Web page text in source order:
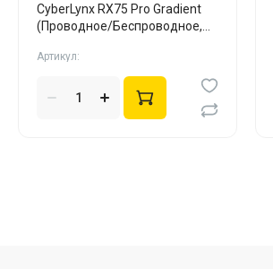
CyberLynx RX75 Pro Gradient
(Проводное/Беспроводное,
Артикул: